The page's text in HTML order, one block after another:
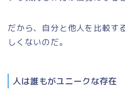
だから、自分と他人を比較す
しくないのだ。
人は誰もがユニークな存在